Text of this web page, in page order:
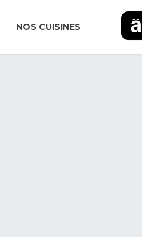
NOS CUISINES